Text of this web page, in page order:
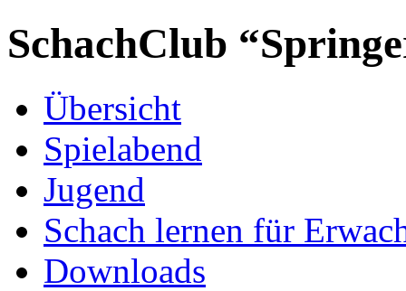
SchachClub
Übersicht
Spielabend
Jugend
Schach lernen für
Downloads